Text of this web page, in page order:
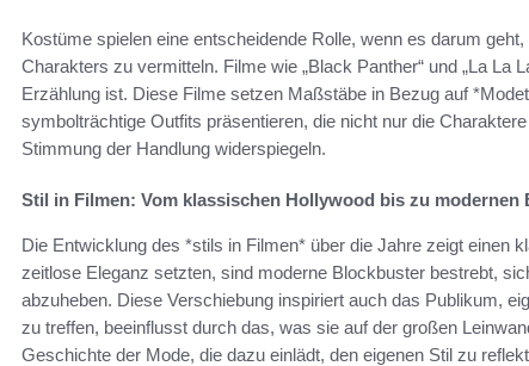
Kostüme spielen eine entscheidende Rolle, wenn es darum
Charakters zu vermitteln. Filme wie „Black Panther“ und „La La
Erzählung ist. Diese Filme setzen Maßstäbe in Bezug auf
symbolträchtige Outfits präsentieren, die nicht nur die
Stimmung der Handlung widerspiegeln.
Stil in Filmen: Vom klassischen Hollywood bis zu modernen
Die Entwicklung des *stils in Filmen* über die Jahre zeigt einen
zeitlose Eleganz setzten, sind moderne Blockbuster bestrebt,
abzuheben. Diese Verschiebung inspiriert auch das Publikum,
zu treffen, beeinflusst durch das, was sie auf der großen
Geschichte der Mode, die dazu einlädt, den eigenen Stil zu